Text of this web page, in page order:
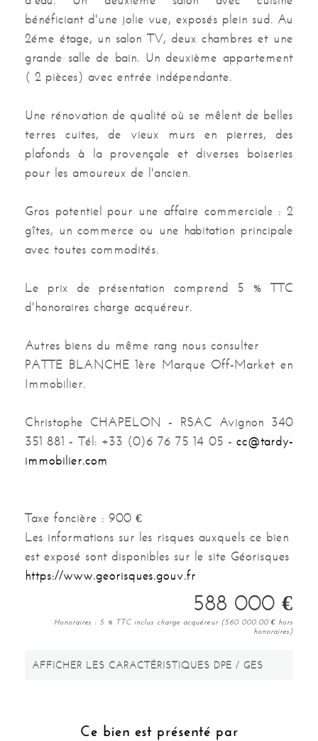
Nombre de salles d'eau
Nombre de garage
Nombre terrasses
Surface séjour
Surface rdc 110 m²
Surface garage
bénéficiant d'une jolie vue, exposés plein sud. Au
2éme étage, un salon TV, deux chambres et une
grande salle de bain. Un deuxième appartement
( 2 pièces) avec entrée indépendante.
Une rénovation de qualité où se mêlent de belles
terres cuites, de vieux murs en pierres, des
plafonds à la provençale et diverses boiseries
pour les amoureux de l'ancien.
Gros potentiel pour une affaire commerciale : 2
gîtes, un commerce ou une habitation principale
avec toutes commodités.
Le prix de présentation comprend 5 % TTC
d'honoraires charge acquéreur.
Autres biens du même rang nous consulter
PATTE BLANCHE 1ère Marque Off-Market en
Immobilier.
Christophe CHAPELON - RSAC Avignon 340
351 881 - Tél: +33 (0)6 76 75 14 05 - cc@tardy-
immobilier.com
Taxe foncière : 900 €
Les informations sur les risques auxquels ce bien
est exposé sont disponibles sur le site Géorisques
https://www.georisques.gouv.fr
588 000 €
Honoraires : 5 % TTC inclus charge acquéreur (560 000.00 € hors
honoraires)
AFFICHER LES CARACTÉRISTIQUES DPE / GES
Ce bien est présenté par